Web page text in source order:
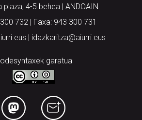
plaza, 4-5 behea | ANDOAIN
732 | Faxa: 943 300 731
| idazkaritza@aiurri.eus
garatua